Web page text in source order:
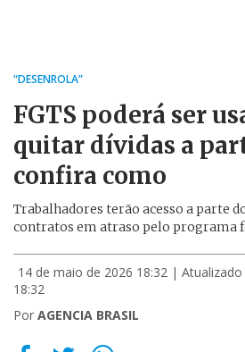
“DESENROLA”
FGTS poderá ser
quitar dívidas a
confira como
Trabalhadores terão acesso a parte
contratos em atraso pelo programa
14 de maio de 2026 18:32 |
18:32
Por AGENCIA BRASIL